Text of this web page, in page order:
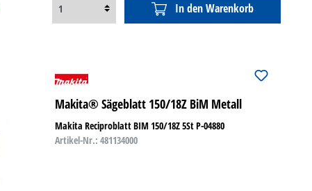
In den Warenkorb
Makita® Sägeblatt 150/18Z BiM Metall
Makita Reciproblatt BIM 150/18Z 5St P-04880
Artikel-Nr.: 481134000